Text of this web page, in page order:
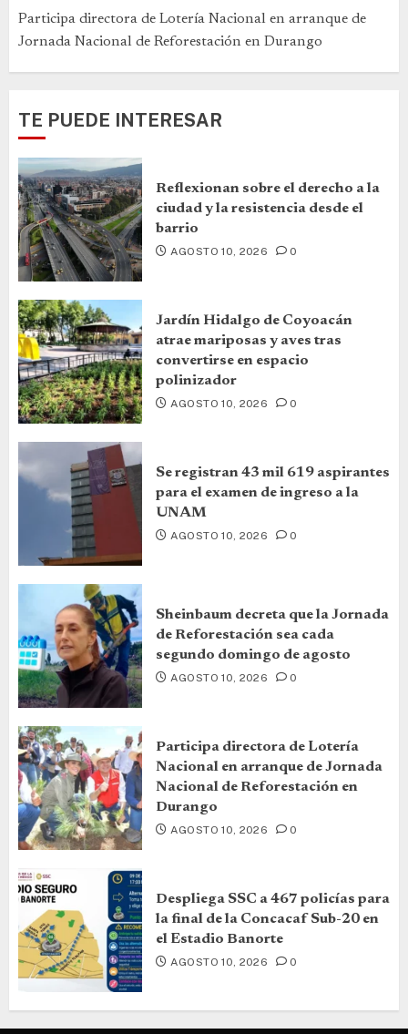
Participa directora de Lotería Nacional en arranque de
Jornada Nacional de Reforestación en Durango
TE PUEDE INTERESAR
Reflexionan sobre el derecho a la
ciudad y la resistencia desde el
barrio
AGOSTO 10, 2026 0
Jardín Hidalgo de Coyoacán
atrae mariposas y aves tras
convertirse en espacio
polinizador
AGOSTO 10, 2026 0
Se registran 43 mil 619 aspirantes
para el examen de ingreso a la
UNAM
AGOSTO 10, 2026 0
Sheinbaum decreta que la Jornada
de Reforestación sea cada
segundo domingo de agosto
AGOSTO 10, 2026 0
Participa directora de Lotería
Nacional en arranque de Jornada
Nacional de Reforestación en
Durango
AGOSTO 10, 2026 0
Despliega SSC a 467 policías para
la final de la Concacaf Sub-20 en
el Estadio Banorte
AGOSTO 10, 2026 0